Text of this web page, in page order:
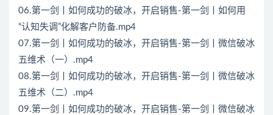
06.第一剑丨如何成功的破冰，开启销售-第一剑丨如何用
“认知失调”化解客户防备.mp4
07.第一剑丨如何成功的破冰，开启销售-第一剑丨微信破冰
五维术（一）.mp4
08.第一剑丨如何成功的破冰，开启销售-第一剑丨微信破冰
五维术（二）.mp4
09.第一剑丨如何成功的破冰，开启销售-第一剑丨微信破冰